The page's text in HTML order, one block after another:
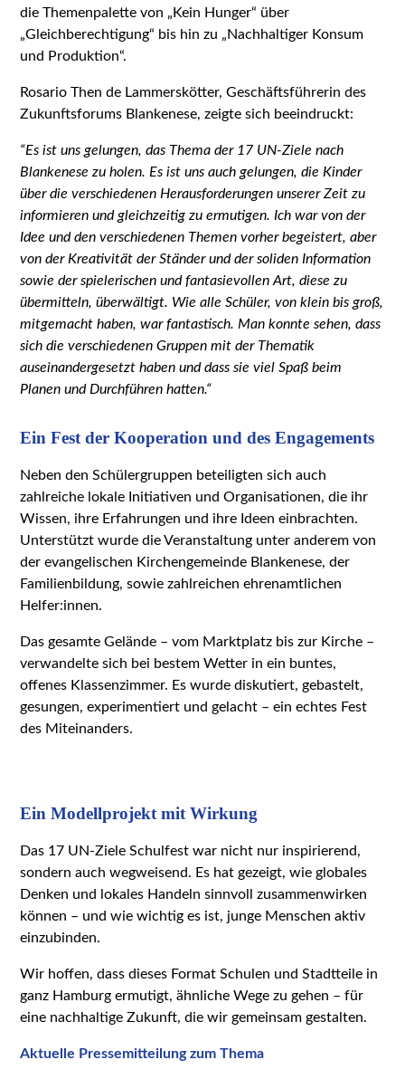
die Themenpalette von „Kein Hunger“ über
„Gleichberechtigung“ bis hin zu „Nachhaltiger Konsum
und Produktion“.
Rosario Then de Lammerskötter, Geschäftsführerin des
Zukunftsforums Blankenese, zeigte sich beeindruckt:
“Es ist uns gelungen, das Thema der 17 UN-Ziele nach
Blankenese zu holen. Es ist uns auch gelungen, die Kinder
über die verschiedenen Herausforderungen unserer Zeit zu
informieren und gleichzeitig zu ermutigen. Ich war von der
Idee und den verschiedenen Themen vorher begeistert, aber
von der Kreativität der Ständer und der soliden Information
sowie der spielerischen und fantasievollen Art, diese zu
übermitteln, überwältigt. Wie alle Schüler, von klein bis groß,
mitgemacht haben, war fantastisch. Man konnte sehen, dass
sich die verschiedenen Gruppen mit der Thematik
auseinandergesetzt haben und dass sie viel Spaß beim
Planen und Durchführen hatten.“
Ein Fest der Kooperation und des Engagements
Neben den Schülergruppen beteiligten sich auch
zahlreiche lokale Initiativen und Organisationen, die ihr
Wissen, ihre Erfahrungen und ihre Ideen einbrachten.
Unterstützt wurde die Veranstaltung unter anderem von
der evangelischen Kirchengemeinde Blankenese, der
Familienbildung, sowie zahlreichen ehrenamtlichen
Helfer:innen.
Das gesamte Gelände – vom Marktplatz bis zur Kirche –
verwandelte sich bei bestem Wetter in ein buntes,
offenes Klassenzimmer. Es wurde diskutiert, gebastelt,
gesungen, experimentiert und gelacht – ein echtes Fest
des Miteinanders.
Ein Modellprojekt mit Wirkung
Das 17 UN-Ziele Schulfest war nicht nur inspirierend,
sondern auch wegweisend. Es hat gezeigt, wie globales
Denken und lokales Handeln sinnvoll zusammenwirken
können – und wie wichtig es ist, junge Menschen aktiv
einzubinden.
Wir hoffen, dass dieses Format Schulen und Stadtteile in
ganz Hamburg ermutigt, ähnliche Wege zu gehen – für
eine nachhaltige Zukunft, die wir gemeinsam gestalten.
Aktuelle Pressemitteilung zum Thema